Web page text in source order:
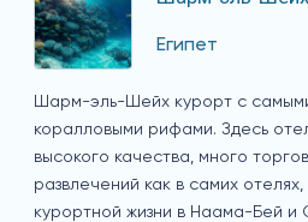
Египет
Шарм-эль-Шейх курорт с
коралловыми рифами. Здесь
высокого качества, много
развлечений как в самих
курортной жизни в Наама-Бей и